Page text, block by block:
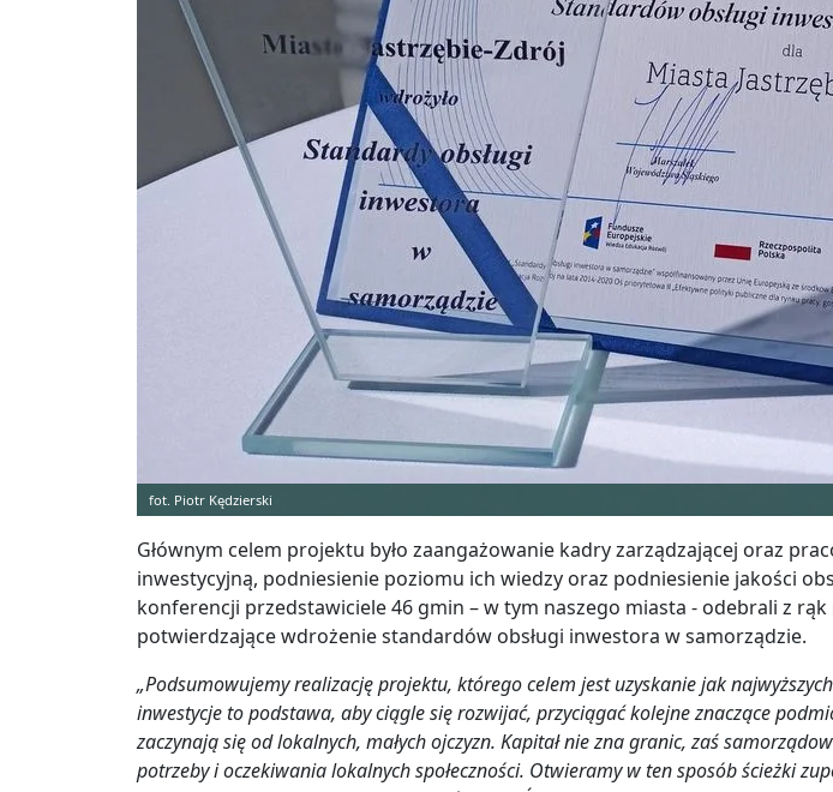
fot. Piotr Kędzierski
Głównym celem projektu było zaangażowanie kadry zarządzającej oraz
inwestycyjną, podniesienie poziomu ich wiedzy oraz podniesienie jakości
konferencji przedstawiciele 46 gmin – w tym naszego miasta - odebrali z
potwierdzające wdrożenie standardów obsługi inwestora w samorządzie.
„Podsumowujemy realizację projektu, którego celem jest uzyskanie jak
inwestycje to podstawa, aby ciągle się rozwijać, przyciągać kolejne znaczące
zaczynają się od lokalnych, małych ojczyzn. Kapitał nie zna granic, zaś
potrzeby i oczekiwania lokalnych społeczności. Otwieramy w ten sposób ścieżki